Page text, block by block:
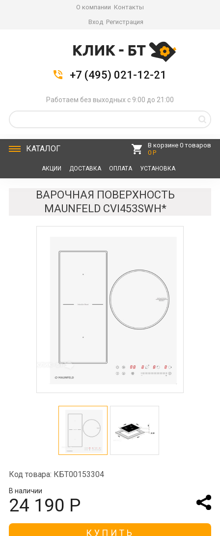
О компании Контакты
Вход Регистрация
+7 (495) 021-12-21
Работаем без выходных с 9:00 до 21:00
КАТАЛОГ
В корзине 0 товаров
0 Р
АКЦИИ ДОСТАВКА ОПЛАТА УСТАНОВКА
ВАРОЧНАЯ ПОВЕРХНОСТЬ
MAUNFELD CVI453SWH*
Код товара: КБТ00153304
В наличии
24 190 Р
КУПИТЬ